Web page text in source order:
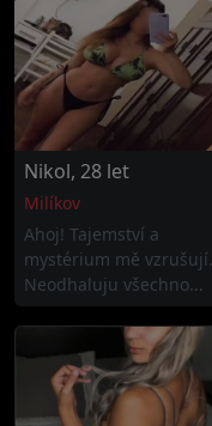
Nikol, 28 let
Milíkov
Ahoj! Tajemství a
mystérium mě vzrušují.
Neodhaluju všechno...